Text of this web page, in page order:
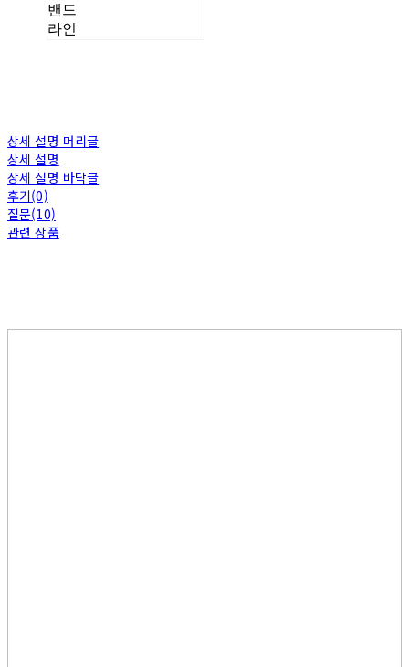
밴드
라인
상세 설명 머리글
상세 설명
상세 설명 바닥글
후기(0)
질문(10)
관련 상품